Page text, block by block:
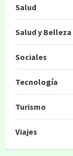
Salud
Salud y Belleza
Sociales
Tecnología
Turismo
Viajes